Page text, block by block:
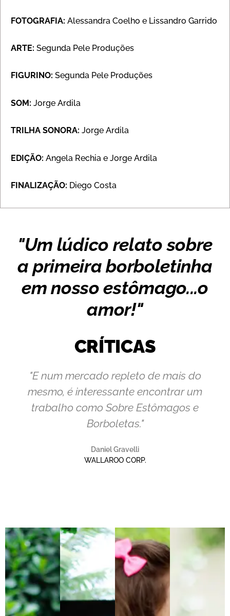
FOTOGRAFIA: Alessandra Coelho e Lissandro Garrido
ARTE: Segunda Pele Produções
FIGURINO: Segunda Pele Produções
SOM: Jorge Ardila
TRILHA SONORA: Jorge Ardila
EDIÇÃO: Angela Rechia e Jorge Ardila
FINALIZAÇÃO: Diego Costa
"Um lúdico relato sobre
a primeira borboletinha
em nosso estômago...o
amor!"
CRÍTICAS
"E num mercado repleto de mais do
mesmo, é interessante encontrar um
trabalho como Sobre Estômagos e
Borboletas."
Daniel Gravelli
WALLAROO CORP.